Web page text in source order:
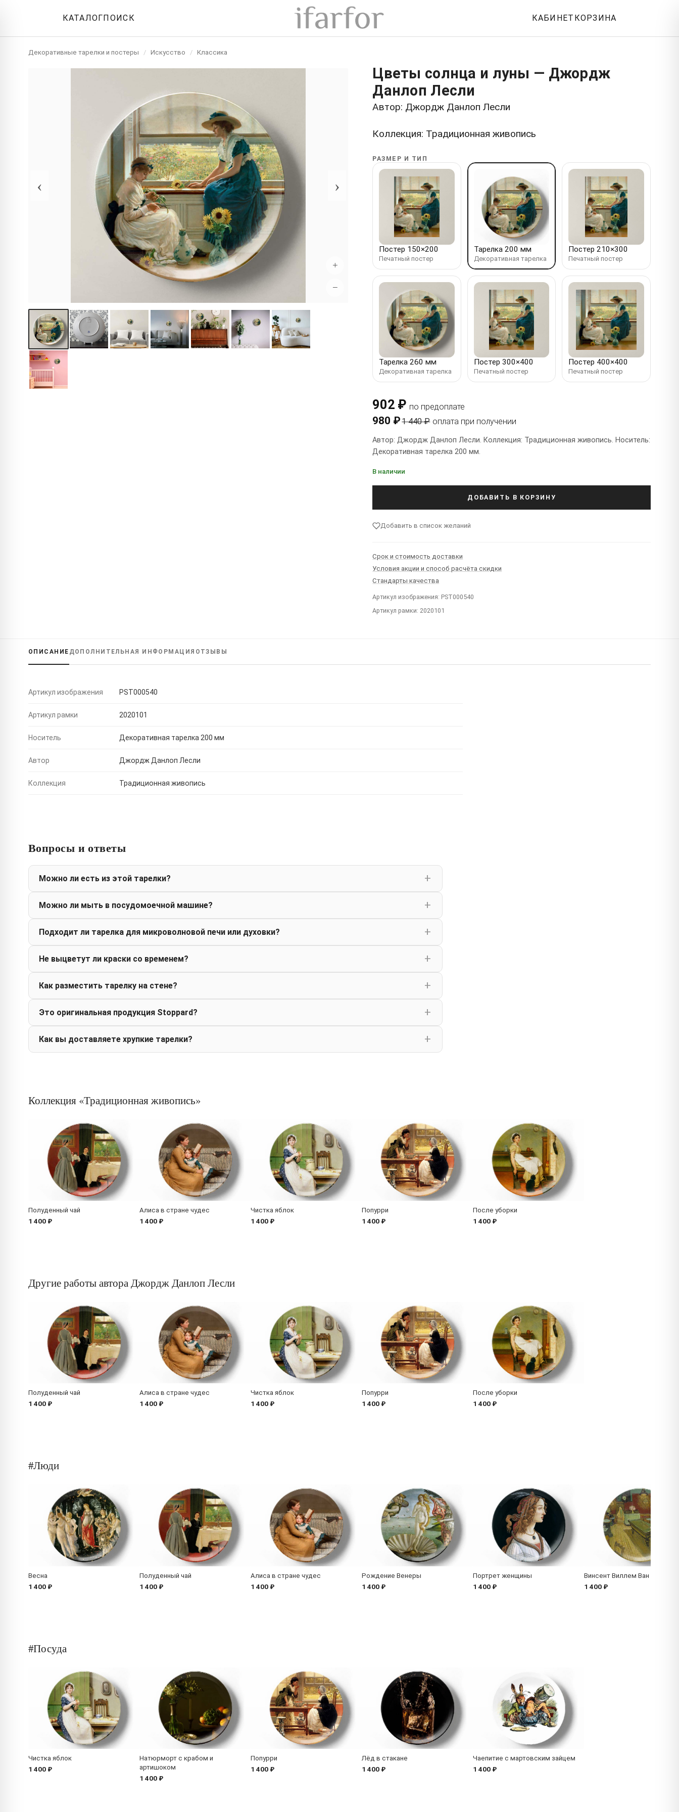
КАТАЛОГПОИСК КАБИНЕТ КОРЗИНА
Декоративные тарелки и постеры / Искусство / Классика
‹ ›
+
−
Цветы солнца и луны — Джордж
Данлоп Лесли
Автор: Джордж Данлоп Лесли
Коллекция: Традиционная живопись
РАЗМЕР И ТИП
Постер 150×200
Печатный постер
Тарелка 200 мм
Декоративная тарелка
Постер 210×300
Печатный постер
Тарелка 260 мм
Декоративная тарелка
Постер 300×400
Печатный постер
Постер 400×400
Печатный постер
902 ₽ по предоплате
980 ₽1 440 ₽ оплата при получении
Автор: Джордж Данлоп Лесли. Коллекция: Традиционная живопись. Носитель:
Декоративная тарелка 200 мм.
В наличии
ДОБАВИТЬ В КОРЗИНУ
Добавить в список желаний
Срок и стоимость доставки
Условия акции и способ расчёта скидки
Стандарты качества
Артикул изображения: PST000540
Артикул рамки: 2020101
ОПИСАНИЕ ДОПОЛНИТЕЛЬНАЯ ИНФОРМАЦИЯ ОТЗЫВЫ
Артикул изображения PST000540
Артикул рамки 2020101
Носитель Декоративная тарелка 200 мм
Автор Джордж Данлоп Лесли
Коллекция Традиционная живопись
Вопросы и ответы
Можно ли есть из этой тарелки?
Можно ли мыть в посудомоечной машине?
Подходит ли тарелка для микроволновой печи или духовки?
Не выцветут ли краски со временем?
Как разместить тарелку на стене?
Это оригинальная продукция Stoppard?
Как вы доставляете хрупкие тарелки?
Коллекция «Традиционная живопись»
Полуденный чай
1 400 ₽
Алиса в стране чудес
1 400 ₽
Чистка яблок
1 400 ₽
Попурри
1 400 ₽
После уборки
1 400 ₽
Другие работы автора Джордж Данлоп Лесли
Полуденный чай
1 400 ₽
Алиса в стране чудес
1 400 ₽
Чистка яблок
1 400 ₽
Попурри
1 400 ₽
После уборки
1 400 ₽
#Люди
Весна
1 400 ₽
Полуденный чай
1 400 ₽
Алиса в стране чудес
1 400 ₽
Рождение Венеры
1 400 ₽
Портрет женщины
1 400 ₽
Винсент Виллем Ван Гог
1 400 ₽
#Посуда
Чистка яблок
1 400 ₽
Натюрморт с крабом и
артишоком
1 400 ₽
Попурри
1 400 ₽
Лёд в стакане
1 400 ₽
Чаепитие с мартовским зайцем
1 400 ₽